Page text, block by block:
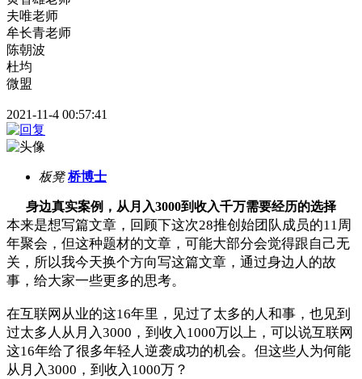
夫唯老师
牟长青老师
陈朝波
杜均
微盟
2021-11-4 00:57:41
板凳 桥博士
身边真实案例，从月入3000到收入千万需要经历的选择
本来是想写篇文章，回顾下这次28推创始团队成员的11周
年聚会，但这种题材的文章，可能大部分会觉得跟自己无
关，所以我今天换个方向写这篇文章，通过身边人的故
事，给大家一些更多的思考。
在互联网从业的这16年里，见过了太多的人和事，也见到
过太多人从月入3000，到收入1000万以上，可以说互联网
这16年给了很多年轻人逆袭成功的机会。但这些人为何能
从月入3000，到收入1000万？